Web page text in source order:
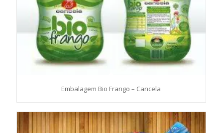
Embalagem Bio Frango – Cancela